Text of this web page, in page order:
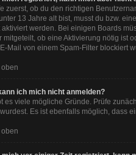
zuerst, ob du den richtigen
13 Jahre alt bist, musst du bzw.
werden. Bei einigen Boards
mitgeteilt, ob eine Aktivierung nötig ist
Mail von einem Spam-Filter blockiert
ich mich nicht anmelden?
es viele mögliche Gründe. Prüfe
Es ist ebenfalls möglich, dass